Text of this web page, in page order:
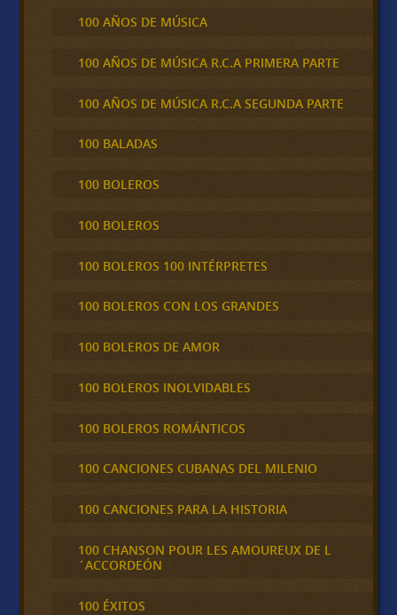
100 AÑOS DE MÚSICA
100 AÑOS DE MÚSICA R.C.A PRIMERA PARTE
100 AÑOS DE MÚSICA R.C.A SEGUNDA PARTE
100 BALADAS
100 BOLEROS
100 BOLEROS
100 BOLEROS 100 INTÉRPRETES
100 BOLEROS CON LOS GRANDES
100 BOLEROS DE AMOR
100 BOLEROS INOLVIDABLES
100 BOLEROS ROMÁNTICOS
100 CANCIONES CUBANAS DEL MILENIO
100 CANCIONES PARA LA HISTORIA
100 CHANSON POUR LES AMOUREUX DE L
´ACCORDEÓN
100 ÉXITOS